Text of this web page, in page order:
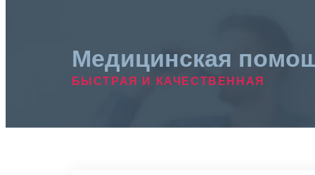
Медицинская
БЫСТРАЯ И КАЧЕСТВЕННАЯ